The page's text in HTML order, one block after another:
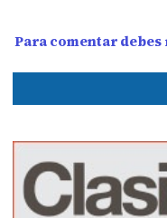
Para comentar